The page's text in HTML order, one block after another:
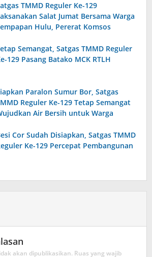
TMMD Reguler Ke-129
Salat Jumat Bersama Warga
Hulu, Pererat Komsos
Semangat, Satgas TMMD Reguler
129 Pasang Batako MCK RTLH
Paralon Sumur Bor, Satgas
Reguler Ke-129 Tetap Semangat
Air Bersih untuk Warga
Cor Sudah Disiapkan, Satgas TMMD
Ke-129 Percepat Pembangunan
akan dipublikasikan. Ruas yang wajib